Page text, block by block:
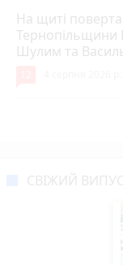
На щиті
Тернопільщини
Шулим та